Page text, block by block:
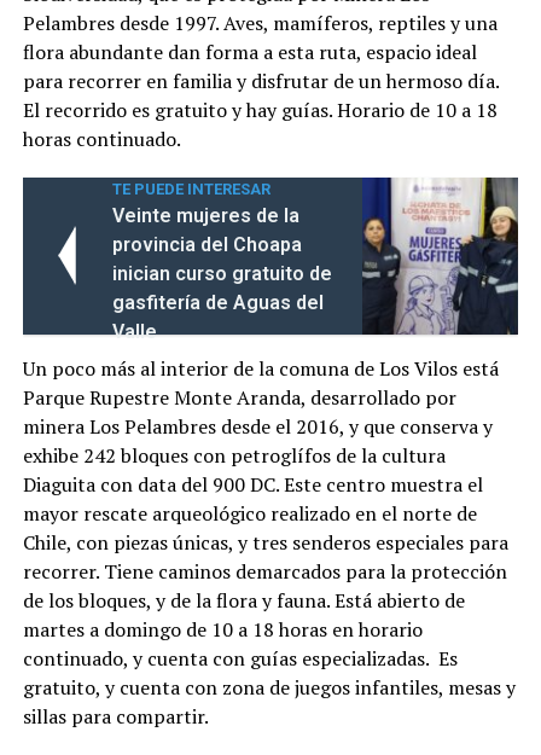
Pelambres desde 1997. Aves, mamíferos, reptiles y una
flora abundante dan forma a esta ruta, espacio ideal
para recorrer en familia y disfrutar de un hermoso día.
El recorrido es gratuito y hay guías. Horario de 10 a 18
horas continuado.
TE PUEDE INTERESAR
Veinte mujeres de la
provincia del Choapa
inician curso gratuito de
gasfitería de Aguas del
Valle
Un poco más al interior de la comuna de Los Vilos está
Parque Rupestre Monte Aranda, desarrollado por
minera Los Pelambres desde el 2016, y que conserva y
exhibe 242 bloques con petroglífos de la cultura
Diaguita con data del 900 DC. Este centro muestra el
mayor rescate arqueológico realizado en el norte de
Chile, con piezas únicas, y tres senderos especiales para
recorrer. Tiene caminos demarcados para la protección
de los bloques, y de la flora y fauna. Está abierto de
martes a domingo de 10 a 18 horas en horario
continuado, y cuenta con guías especializadas. Es
gratuito, y cuenta con zona de juegos infantiles, mesas y
sillas para compartir.